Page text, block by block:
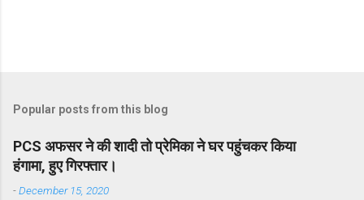
Popular posts from this blog
PCS अफसर ने की शादी तो प्रेमिका ने घर पहुंचकर किया
हंगामा, हुए गिरफ्तार।
-December 15, 2020